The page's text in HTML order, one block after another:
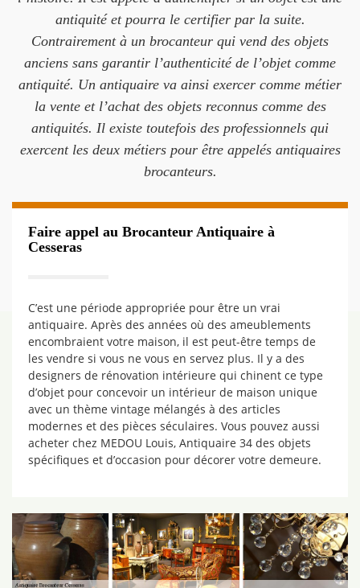
antiquité et pourra le certifier par la suite.
Contrairement à un brocanteur qui vend des objets
anciens sans garantir l’authenticité de l’objet comme
antiquité. Un antiquaire va ainsi exercer comme métier
la vente et l’achat des objets reconnus comme des
antiquités. Il existe toutefois des professionnels qui
exercent les deux métiers pour être appelés antiquaires
brocanteurs.
Faire appel au Brocanteur Antiquaire à
Cesseras
C’est une période appropriée pour être un vrai
antiquaire. Après des années où des ameublements
encombraient votre maison, il est peut-être temps de
les vendre si vous ne vous en servez plus. Il y a des
designers de rénovation intérieure qui chinent ce type
d’objet pour concevoir un intérieur de maison unique
avec un thème vintage mélangés à des articles
modernes et des pièces séculaires. Vous pouvez aussi
acheter chez MEDOU Louis, Antiquaire 34 des objets
spécifiques et d’occasion pour décorer votre demeure.